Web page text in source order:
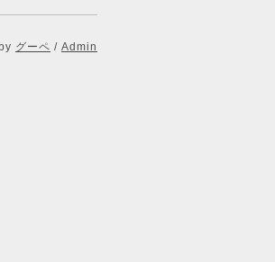
グーペ / Admin